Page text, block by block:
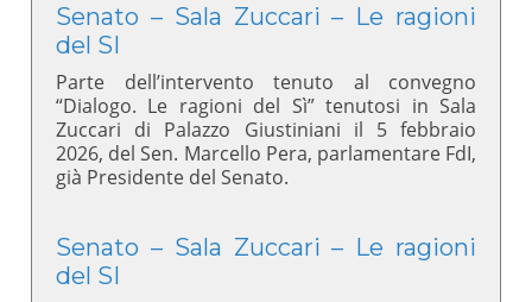
Senato – Sala Zuccari – Le ragioni
del SI
Parte dell’intervento tenuto al convegno
“Dialogo. Le ragioni del Sì” tenutosi in Sala
Zuccari di Palazzo Giustiniani il 5 febbraio
2026, del Sen. Marcello Pera, parlamentare FdI,
già Presidente del Senato.
Senato – Sala Zuccari – Le ragioni
del SI